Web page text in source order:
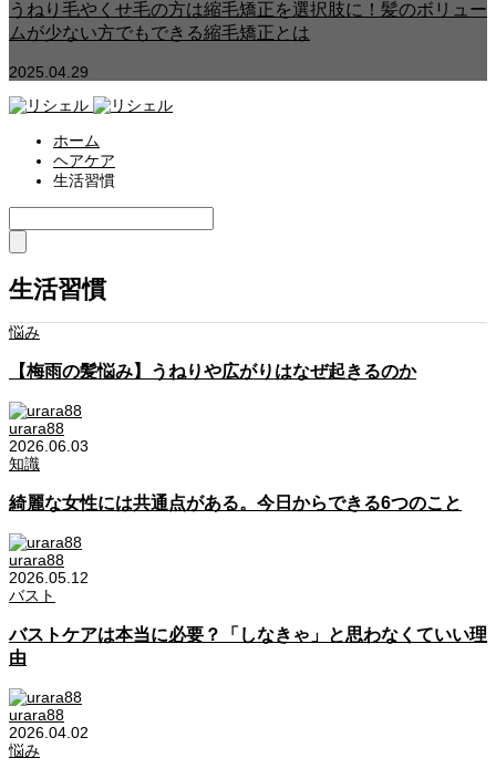
うねり毛やくせ毛の方は縮毛矯正を選択肢に！髪のボリュー
ムが少ない方でもできる縮毛矯正とは
2025.04.29
ホーム
ヘアケア
生活習慣
生活習慣
悩み
【梅雨の髪悩み】うねりや広がりはなぜ起きるのか
urara88
2026.06.03
知識
綺麗な女性には共通点がある。今日からできる6つのこと
urara88
2026.05.12
バスト
バストケアは本当に必要？「しなきゃ」と思わなくていい理
由
urara88
2026.04.02
悩み